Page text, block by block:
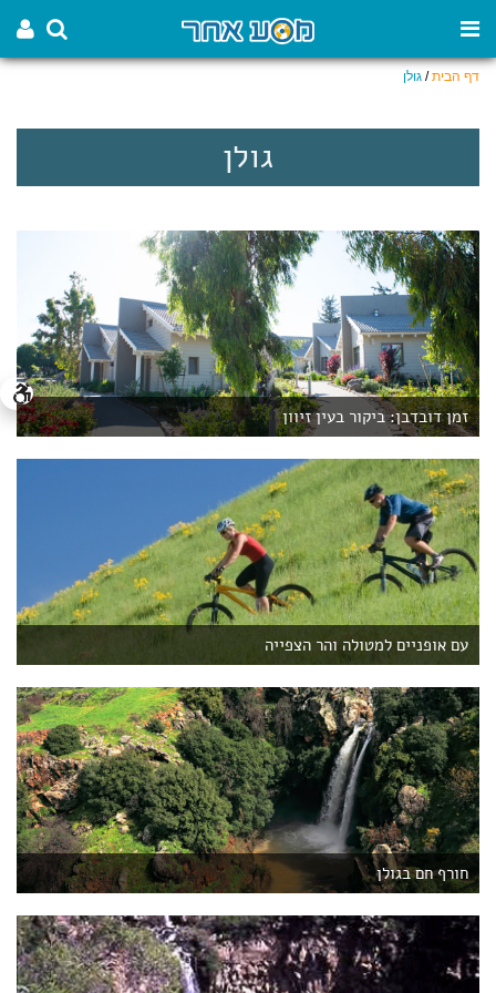
דף הבית/ גולן
גולן
זמן דובדבן: ביקור בעין זיוון
עם אופניים למטולה והר הצפייה
חורף חם בגולן